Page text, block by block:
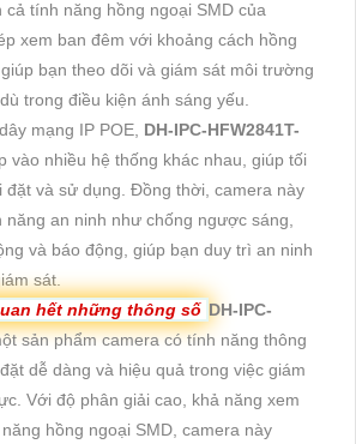
tính năng hồng ngoại SMD của
xem ban đêm với khoảng cách hồng
bạn theo dõi và giám sát môi trường
trong điều kiện ánh sáng yếu.
mạng IP POE, DH-IPC-HFW2841T-
vào nhiều hệ thống khác nhau, giúp tối
đặt và sử dụng. Đồng thời, camera này
an ninh như chống ngược sáng,
và báo động, giúp bạn duy trì an ninh
sát.
hết những thông số DH-IPC-
sản phẩm camera có tính năng thông
dễ dàng và hiệu quả trong việc giám
Với độ phân giải cao, khả năng xem
hồng ngoại SMD, camera này